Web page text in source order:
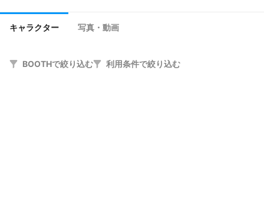
キャラクター 写真・動画
BOOTHで絞り込む 利用条件で絞り込む